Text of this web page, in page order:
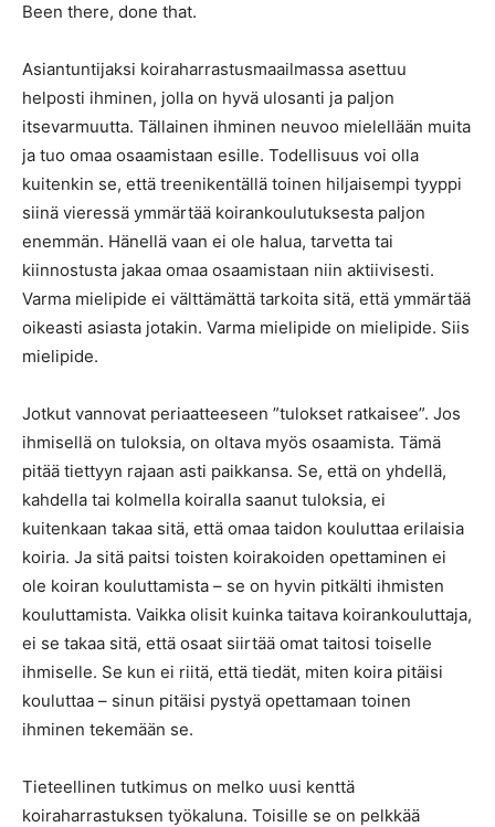
Been there, done that.
Asiantuntijaksi koiraharrastusmaailmassa asettuu
helposti ihminen, jolla on hyvä ulosanti ja paljon
itsevarmuutta. Tällainen ihminen neuvoo mielellään muita
ja tuo omaa osaamistaan esille. Todellisuus voi olla
kuitenkin se, että treenikentällä toinen hiljaisempi tyyppi
siinä vieressä ymmärtää koirankoulutuksesta paljon
enemmän. Hänellä vaan ei ole halua, tarvetta tai
kiinnostusta jakaa omaa osaamistaan niin aktiivisesti.
Varma mielipide ei välttämättä tarkoita sitä, että ymmärtää
oikeasti asiasta jotakin. Varma mielipide on mielipide. Siis
mielipide.
Jotkut vannovat periaatteeseen ”tulokset ratkaisee”. Jos
ihmisellä on tuloksia, on oltava myös osaamista. Tämä
pitää tiettyyn rajaan asti paikkansa. Se, että on yhdellä,
kahdella tai kolmella koiralla saanut tuloksia, ei
kuitenkaan takaa sitä, että omaa taidon kouluttaa erilaisia
koiria. Ja sitä paitsi toisten koirakoiden opettaminen ei
ole koiran kouluttamista – se on hyvin pitkälti ihmisten
kouluttamista. Vaikka olisit kuinka taitava koirankouluttaja,
ei se takaa sitä, että osaat siirtää omat taitosi toiselle
ihmiselle. Se kun ei riitä, että tiedät, miten koira pitäisi
kouluttaa – sinun pitäisi pystyä opettamaan toinen
ihminen tekemään se.
Tieteellinen tutkimus on melko uusi kenttä
koiraharrastuksen työkaluna. Toisille se on pelkkää